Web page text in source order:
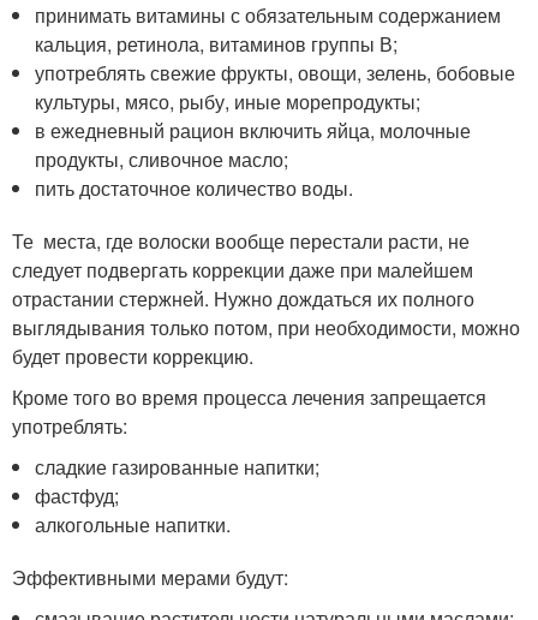
принимать витамины с обязательным содержанием
кальция, ретинола, витаминов группы В;
употреблять свежие фрукты, овощи, зелень, бобовые
культуры, мясо, рыбу, иные морепродукты;
в ежедневный рацион включить яйца, молочные
продукты, сливочное масло;
пить достаточное количество воды.
Те места, где волоски вообще перестали расти, не
следует подвергать коррекции даже при малейшем
отрастании стержней. Нужно дождаться их полного
выглядывания только потом, при необходимости, можно
будет провести коррекцию.
Кроме того во время процесса лечения запрещается
употреблять:
сладкие газированные напитки;
фастфуд;
алкогольные напитки.
Эффективными мерами будут: